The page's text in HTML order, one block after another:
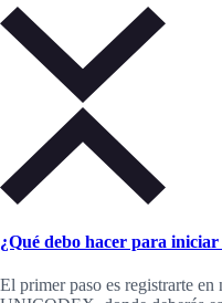
¿Qué debo hacer para
El primer paso es registrarte en